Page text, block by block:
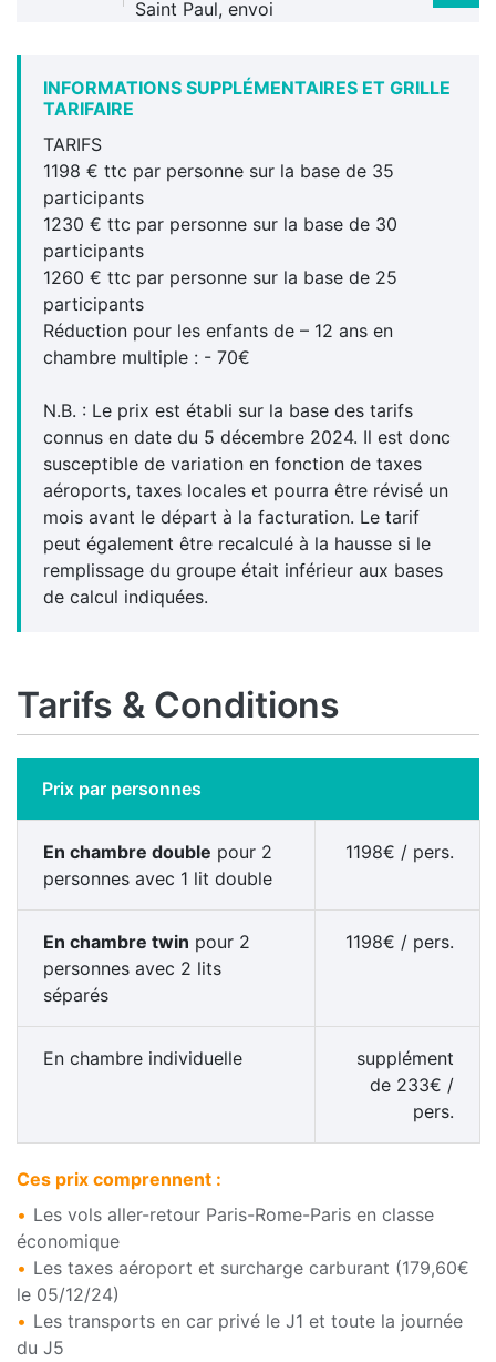
Saint Paul, envoi
INFORMATIONS SUPPLÉMENTAIRES ET GRILLE
TARIFAIRE
TARIFS
1198 € ttc par personne sur la base de 35
participants
1230 € ttc par personne sur la base de 30
participants
1260 € ttc par personne sur la base de 25
participants
Réduction pour les enfants de – 12 ans en
chambre multiple : - 70€
N.B. : Le prix est établi sur la base des tarifs
connus en date du 5 décembre 2024. Il est donc
susceptible de variation en fonction de taxes
aéroports, taxes locales et pourra être révisé un
mois avant le départ à la facturation. Le tarif
peut également être recalculé à la hausse si le
remplissage du groupe était inférieur aux bases
de calcul indiquées.
Tarifs & Conditions
Prix par personnes
En chambre double pour 2
personnes avec 1 lit double
1198€ / pers.
En chambre twin pour 2
personnes avec 2 lits
séparés
1198€ / pers.
En chambre individuelle
supplément
de 233€ /
pers.
Ces prix comprennent :
Les vols aller-retour Paris-Rome-Paris en classe
économique
Les taxes aéroport et surcharge carburant (179,60€
le 05/12/24)
Les transports en car privé le J1 et toute la journée
du J5